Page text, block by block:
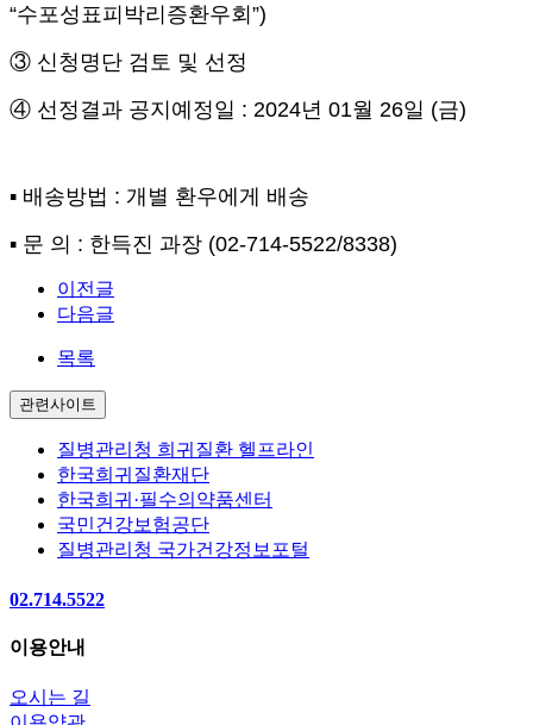
“수포성표피박리증환우회 ”)
③ 신청명단 검토 및 선정
④ 선정결과 공지예정일 : 2024년 01월 26일 (금)
▪ 배송방법 : 개별 환우에게 배송
▪ 문 의 : 한득진 과장 (02-714-5522/8338)
이전글
다음글
목록
관련사이트
질병관리청 희귀질환 헬프라인
한국희귀질환재단
한국희귀·필수의약품센터
국민건강보험공단
질병관리청 국가건강정보포털
02.714.5522
이용안내
오시는 길